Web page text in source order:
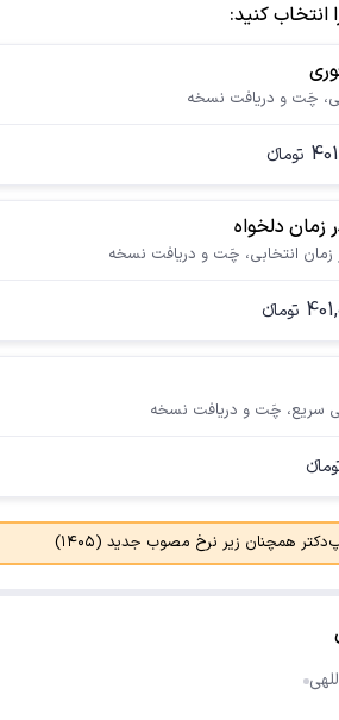
انتخاب کنید:
چَت و دریافت نسخه
تومانء
زمان دلخواه
انتخابی، چَت و دریافت نسخه
تومانء
سریع، چَت و دریافت نسخه
همچنان زیر نرخ مصوب جدید (۱۴۰۵)